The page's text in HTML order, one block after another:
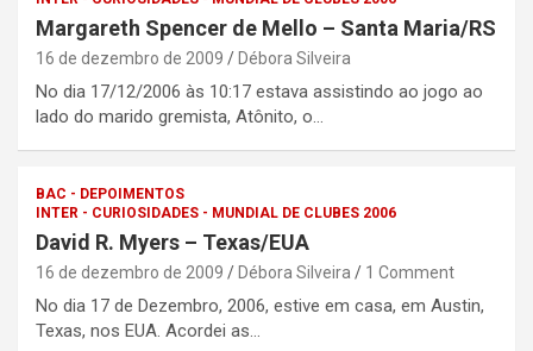
Margareth Spencer de Mello – Santa Maria/RS
16 de dezembro de 2009 Débora Silveira
No dia 17/12/2006 às 10:17 estava assistindo ao jogo ao
lado do marido gremista, Atônito, o…
BAC - DEPOIMENTOS
INTER - CURIOSIDADES - MUNDIAL DE CLUBES 2006
David R. Myers – Texas/EUA
16 de dezembro de 2009 Débora Silveira 1 Comment
No dia 17 de Dezembro, 2006, estive em casa, em Austin,
Texas, nos EUA. Acordei as…